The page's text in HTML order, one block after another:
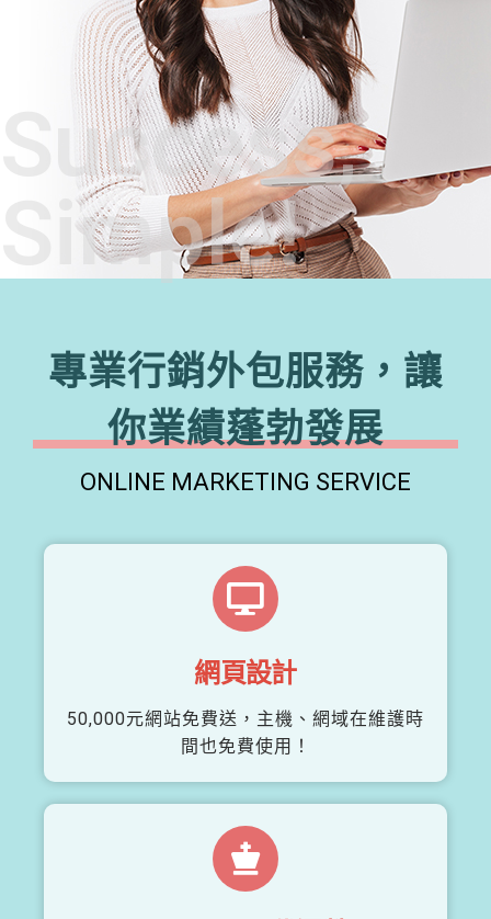
Success,
Simple!
專業行銷外包服務，讓
你業績蓬勃發展
ONLINE MARKETING SERVICE
網頁設計
50,000元網站免費送，主機、網域在維護時
間也免費使用！